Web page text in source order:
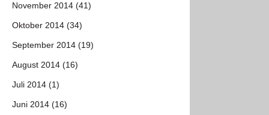
November 2014 (41)
Oktober 2014 (34)
September 2014 (19)
August 2014 (16)
Juli 2014 (1)
Juni 2014 (16)